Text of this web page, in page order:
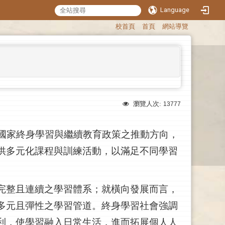
Language
校首頁 首頁 網站導覽
瀏覽人次: 13777
終身學習與繼續教育政策之推動方向，
元化課程與訓練活動，以滿足不同學習
且連續之學習體系；就橫向發展而言，
且彈性之學習管道。終身學習社會強調
使學習融入日常生活，進而拓展個人人